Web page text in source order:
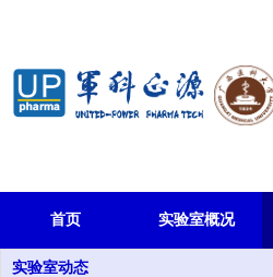
首页 实验室概况
实验室动态